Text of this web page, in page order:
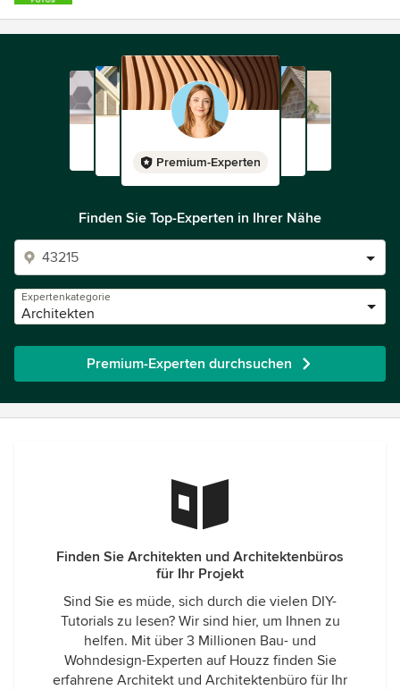
Premium-Experten
Finden Sie Top-Experten in Ihrer Nähe
Expertenkategorie
Architekten
Premium-Experten durchsuchen
Finden Sie Architekten und Architektenbüros
für Ihr Projekt
Sind Sie es müde, sich durch die vielen DIY-
Tutorials zu lesen? Wir sind hier, um Ihnen zu
helfen. Mit über 3 Millionen Bau- und
Wohndesign-Experten auf Houzz finden Sie
erfahrene Architekt und Architektenbüro für Ihr